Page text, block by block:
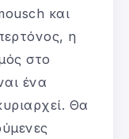
και
η
στο
ένα
Θα